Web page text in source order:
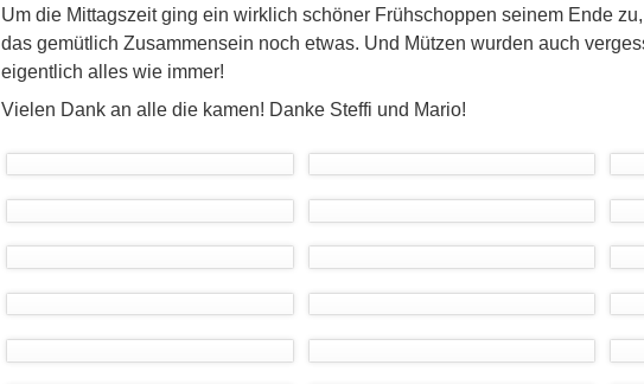
Um die Mittagszeit ging ein wirklich schöner Frühschoppen seinem Ende
das gemütlich Zusammensein noch etwas. Und Mützen wurden auch
eigentlich alles wie immer!
Vielen Dank an alle die kamen! Danke Steffi und Mario!